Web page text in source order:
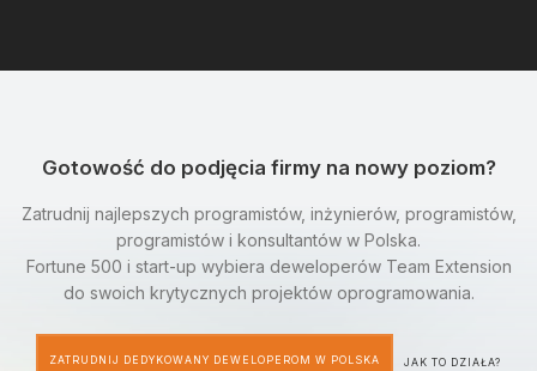
Gotowość do podjęcia firmy na nowy poziom?
Zatrudnij najlepszych programistów, inżynierów, programistów,
programistów i konsultantów w Polska.
Fortune 500 i start-up wybiera deweloperów Team Extension
do swoich krytycznych projektów oprogramowania.
ZATRUDNIJ DEDYKOWANY DEWELOPEROM W POLSKA JAK TO DZIAŁA?